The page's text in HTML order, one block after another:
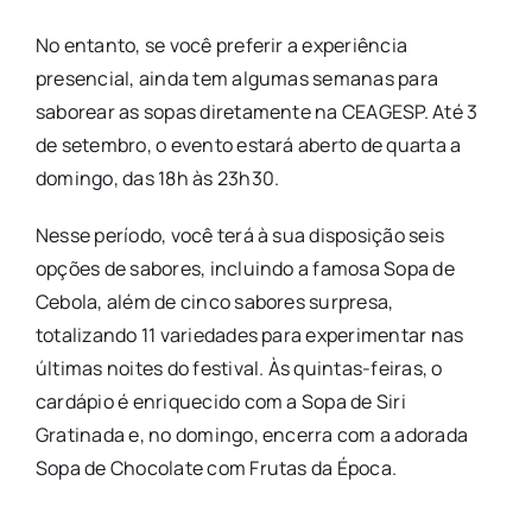
No entanto, se você preferir a experiência
presencial, ainda tem algumas semanas para
saborear as sopas diretamente na CEAGESP. Até 3
de setembro, o evento estará aberto de quarta a
domingo, das 18h às 23h30.
Nesse período, você terá à sua disposição seis
opções de sabores, incluindo a famosa Sopa de
Cebola, além de cinco sabores surpresa,
totalizando 11 variedades para experimentar nas
últimas noites do festival. Às quintas-feiras, o
cardápio é enriquecido com a Sopa de Siri
Gratinada e, no domingo, encerra com a adorada
Sopa de Chocolate com Frutas da Época.